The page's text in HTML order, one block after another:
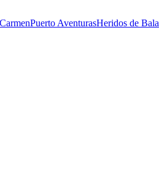
Puerto AventurasHeridos de Bala